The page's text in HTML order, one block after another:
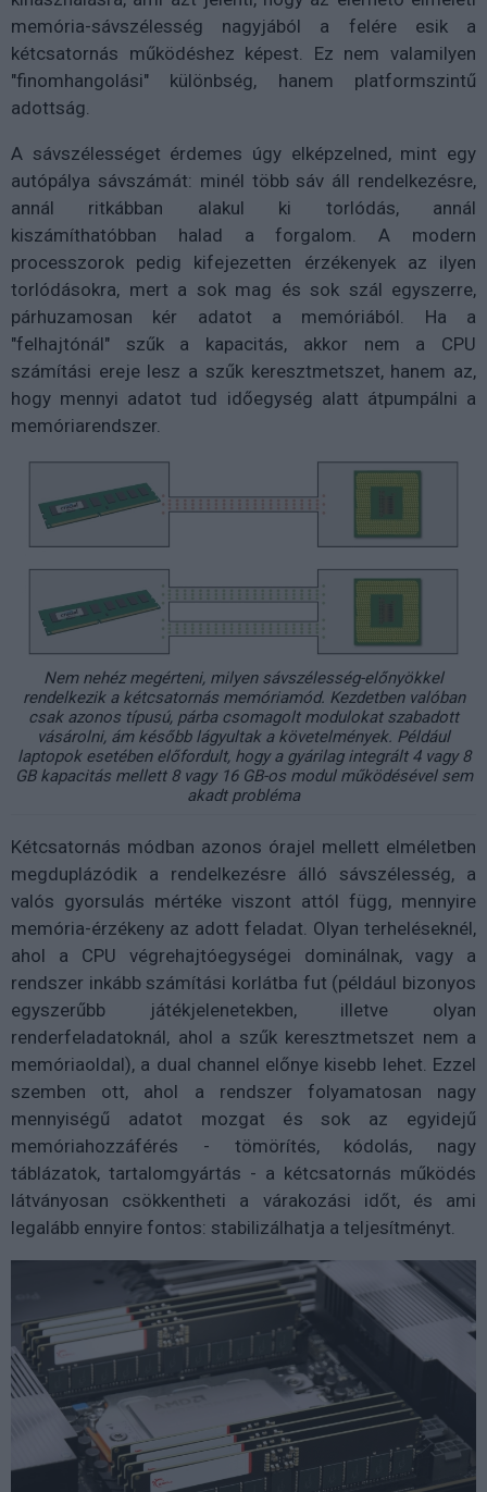
memória-sávszélesség nagyjából a felére esik a
kétcsatornás működéshez képest. Ez nem valamilyen
"finomhangolási" különbség, hanem platformszintű
adottság.
A sávszélességet érdemes úgy elképzelned, mint egy
autópálya sávszámát: minél több sáv áll rendelkezésre,
annál ritkábban alakul ki torlódás, annál
kiszámíthatóbban halad a forgalom. A modern
processzorok pedig kifejezetten érzékenyek az ilyen
torlódásokra, mert a sok mag és sok szál egyszerre,
párhuzamosan kér adatot a memóriából. Ha a
"felhajtónál" szűk a kapacitás, akkor nem a CPU
számítási ereje lesz a szűk keresztmetszet, hanem az,
hogy mennyi adatot tud időegység alatt átpumpálni a
memóriarendszer.
Nem nehéz megérteni, milyen sávszélesség-előnyökkel
rendelkezik a kétcsatornás memóriamód. Kezdetben valóban
csak azonos típusú, párba csomagolt modulokat szabadott
vásárolni, ám később lágyultak a követelmények. Például
laptopok esetében előfordult, hogy a gyárilag integrált 4 vagy 8
GB kapacitás mellett 8 vagy 16 GB-os modul működésével sem
akadt probléma
Kétcsatornás módban azonos órajel mellett elméletben
megduplázódik a rendelkezésre álló sávszélesség, a
valós gyorsulás mértéke viszont attól függ, mennyire
memória-érzékeny az adott feladat. Olyan terheléseknél,
ahol a CPU végrehajtóegységei dominálnak, vagy a
rendszer inkább számítási korlátba fut (például bizonyos
egyszerűbb játékjelenetekben, illetve olyan
renderfeladatoknál, ahol a szűk keresztmetszet nem a
memóriaoldal), a dual channel előnye kisebb lehet. Ezzel
szemben ott, ahol a rendszer folyamatosan nagy
mennyiségű adatot mozgat és sok az egyidejű
memóriahozzáférés - tömörítés, kódolás, nagy
táblázatok, tartalomgyártás - a kétcsatornás működés
látványosan csökkentheti a várakozási időt, és ami
legalább ennyire fontos: stabilizálhatja a teljesítményt.